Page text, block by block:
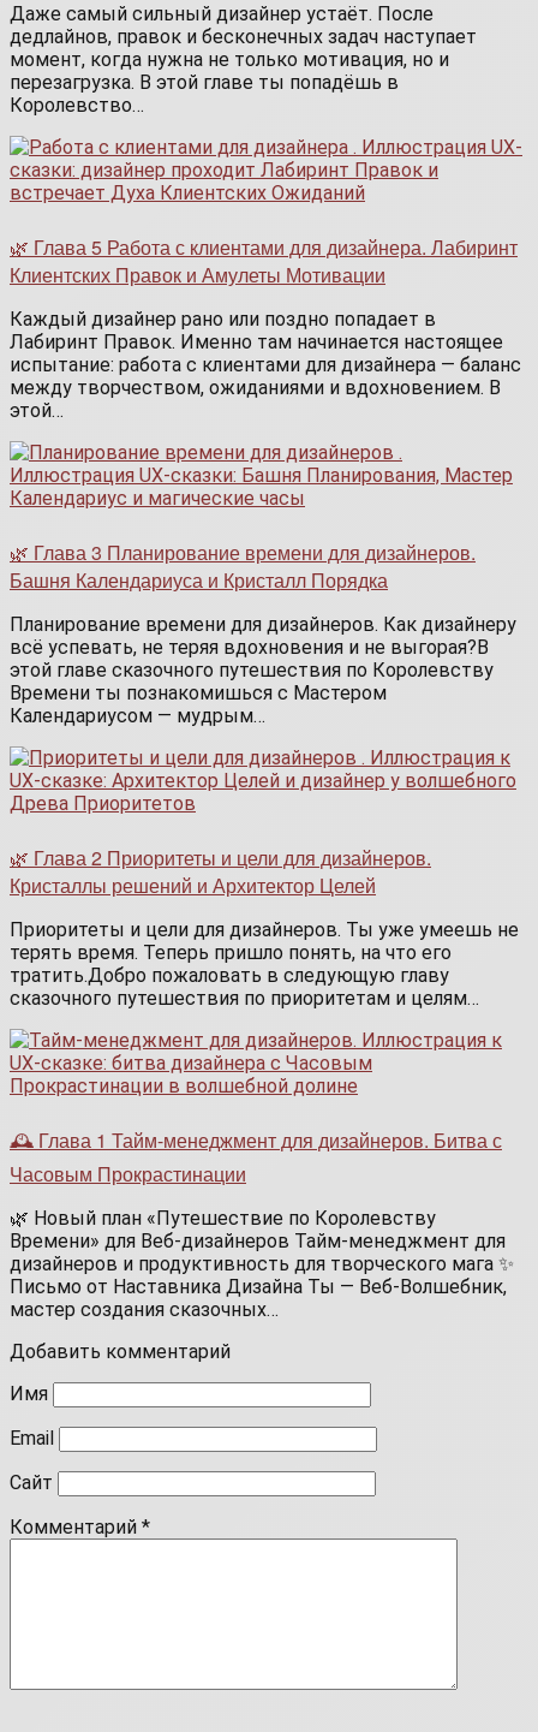
Даже самый сильный дизайнер устаёт. После
дедлайнов, правок и бесконечных задач наступает
момент, когда нужна не только мотивация, но и
перезагрузка. В этой главе ты попадёшь в
Королевство…
🌿 Глава 5 Работа с клиентами для дизайнера. Лабиринт
Клиентских Правок и Амулеты Мотивации
Каждый дизайнер рано или поздно попадает в
Лабиринт Правок. Именно там начинается настоящее
испытание: работа с клиентами для дизайнера — баланс
между творчеством, ожиданиями и вдохновением. В
этой…
🌿 Глава 3 Планирование времени для дизайнеров.
Башня Календариуса и Кристалл Порядка
Планирование времени для дизайнеров. Как дизайнеру
всё успевать, не теряя вдохновения и не выгорая?В
этой главе сказочного путешествия по Королевству
Времени ты познакомишься с Мастером
Календариусом — мудрым…
🌿 Глава 2 Приоритеты и цели для дизайнеров.
Кристаллы решений и Архитектор Целей
Приоритеты и цели для дизайнеров. Ты уже умеешь не
терять время. Теперь пришло понять, на что его
тратить.Добро пожаловать в следующую главу
сказочного путешествия по приоритетам и целям…
🕰️ Глава 1 Тайм-менеджмент для дизайнеров. Битва с
Часовым Прокрастинации
🌿 Новый план «Путешествие по Королевству
Времени» для Веб-дизайнеров Тайм-менеджмент для
дизайнеров и продуктивность для творческого мага ✨
Письмо от Наставника Дизайна Ты — Веб-Волшебник,
мастер создания сказочных…
Добавить комментарий
Имя
Email
Сайт
Комментарий *